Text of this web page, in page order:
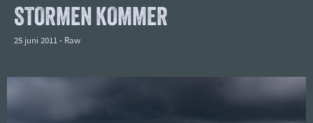
STORMEN KOMMER
25 juni 2011 - Raw